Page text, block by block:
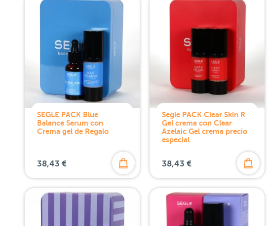
SEGLE PACK Blue
Balance Serum con
Crema gel de Regalo
38,43 €
Segle PACK Clear Skin R
Gel crema con Clear
Azelaic Gel crema precio
especial
38,43 €